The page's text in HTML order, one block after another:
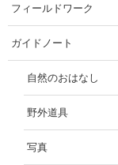
フィールドワーク
ガイドノート
自然のおはなし
野外道具
写真